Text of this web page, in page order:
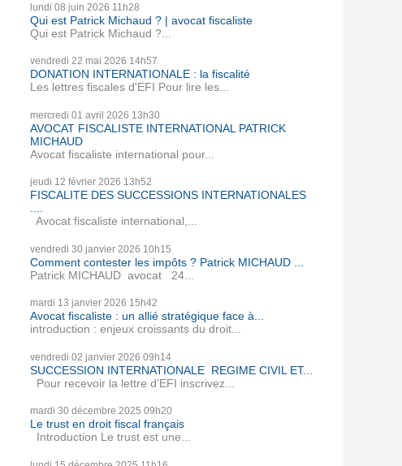
lundi 08 juin 2026 11h28
Qui est Patrick Michaud ? | avocat fiscaliste
Qui est Patrick Michaud ?...
vendredi 22 mai 2026 14h57
DONATION INTERNATIONALE : la fiscalité
Les lettres fiscales d'EFI Pour lire les...
mercredi 01 avril 2026 13h30
AVOCAT FISCALISTE INTERNATIONAL PATRICK
MICHAUD
Avocat fiscaliste international pour...
jeudi 12 février 2026 13h52
FISCALITE DES SUCCESSIONS INTERNATIONALES
Avocat fiscaliste international,...
vendredi 30 janvier 2026 10h15
Comment contester les impôts ? Patrick MICHAUD ...
Patrick MICHAUD avocat 24...
mardi 13 janvier 2026 15h42
Avocat fiscaliste : un allié stratégique face à...
introduction : enjeux croissants du droit...
vendredi 02 janvier 2026 09h14
SUCCESSION INTERNATIONALE REGIME CIVIL ET...
Pour recevoir la lettre d’EFI inscrivez...
mardi 30 décembre 2025 09h20
Le trust en droit fiscal français
Introduction Le trust est une...